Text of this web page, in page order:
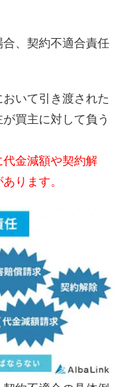
合、契約不適合責任
いて引き渡された
買主に対して負う
金減額や契約解
ります。